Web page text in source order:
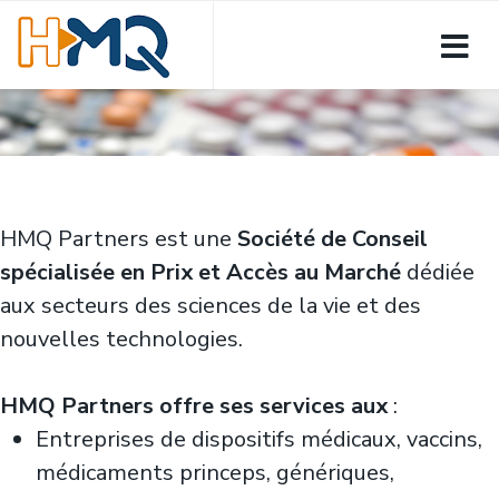
HMQ Partners est une Société de Conseil
spécialisée en Prix et Accès au Marché dédiée
aux secteurs des sciences de la vie et des
nouvelles technologies.
HMQ Partners offre ses services aux:
Entreprises de dispositifs médicaux, vaccins,
médicaments princeps, génériques,